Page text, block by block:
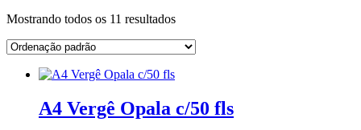
Mostrando todos os 11 resultados
A4 Vergê Opala c/50 fls